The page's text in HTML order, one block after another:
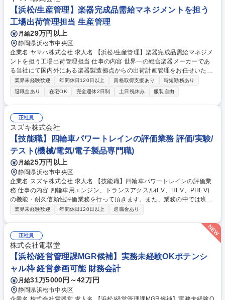
と協力して進めることが求められます。 【業務内容の変更範囲】当社の指
定する業務、および会社の定める範囲 募集職種 浜松市【大学経理】学校
法人/年休124日/賞与4.5ヶ月/土日祝休/転勤無
【浜松/生産管理】楽器完成品需給マネジメントを担う
工場出荷管理担当 生産管理
月給29万円以上
静岡県浜松市中央区
企業名 ヤマハ株式会社 求人名 【浜松/生産管理】楽器完成品需給マネジメ
ントを担う工場出荷管理担当 仕事の内容 世界一の総合楽器メーカーであ
る当社にて国内外にある楽器製造拠点からの出荷計画管理をお任せいたし
ます。 【■具体的には】◎販社、事業部営業希望に沿った月次出荷計画の
決定◎出荷実績管理◎モデル廃番管理◎出荷管理プロセスの改革、改善
【■役割】◎販社・事業部営業からの出荷リクエスト数をベースに製造拠
点との月次出荷計画、中長期の内示計画の策定を担当し、上位者の包括的
な指示・助言に沿って、一定の専門能力を要する業務を完遂します。 募集
職種 【浜松/生産管理】楽器完成品需給マネジメントを担う工場出荷管理
担当
業界未経験歓迎 年間休日120日以上 資格取得支援あり
時短勤務あり
退職金あり
在宅OK 完全週休2日制 土日祝休み 服装自由
正社員
スズキ株式会社
【技能職】四輪車パワートレインの評価業務 評価/実験/
テスト(機械/電気/電子製品専門職)
月給25万円以上
静岡県浜松市中央区
企業名 スズキ株式会社 求人名 【技能職】四輪車パワートレインの評価業
務 仕事の内容 四輪車用エンジン、トランスアクスル(EV、HEV、PHEV)
の機能・耐久信頼性評価業務を行って頂きます。また、業務の中では班長
を初めとする役職者をサポートする立場で担っていただく予定です。 【具
機能・耐久信頼性評価業務 ■車両を使用した機能信頼性評価業務 ■試験日
程の調整、試験品等の準備、オペレーション、試験結果の報告書の作成 ■
実験設備導入 ※機能：冷却試験、オイル潤滑試験、伝達効率測定、フリク
ション測定、ブローバイ測定 募集職種 【技能職】四輪車パワートレイン
の評価業務
業界未経験歓迎 年間休日120日以上 退職金あり
正社員
株式会社電器堂
【浜松/経営管理課MGR候補】実務未経験OKポテンシ
ャル枠 経営参画可能 財務会計
月給31万5000円～42万円
静岡県浜松市中央区